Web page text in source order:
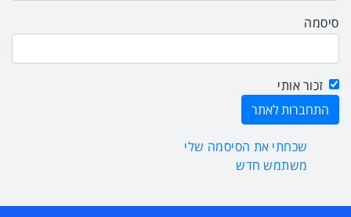
סיסמה
זכור אותי
שכחתי את הסיסמה שלי
משתמש חדש